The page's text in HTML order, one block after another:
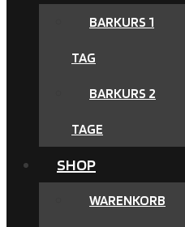
BARKURS 1
TAG
BARKURS 2
TAGE
SHOP
WARENKORB